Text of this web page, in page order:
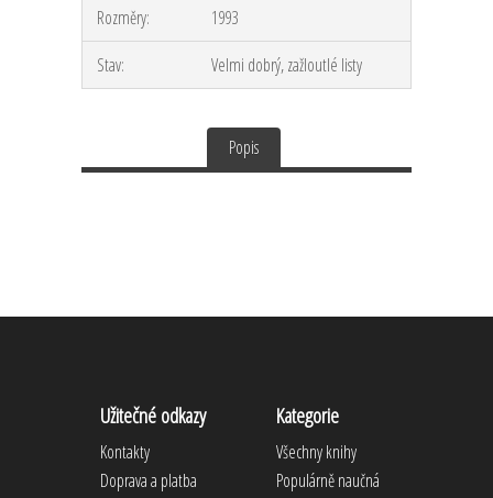
Rozměry:
1993
Stav:
Velmi dobrý, zažloutlé listy
Popis
Užitečné odkazy
Kontakty
Doprava a platba
Kategorie
Všechny knihy
Populárně naučná